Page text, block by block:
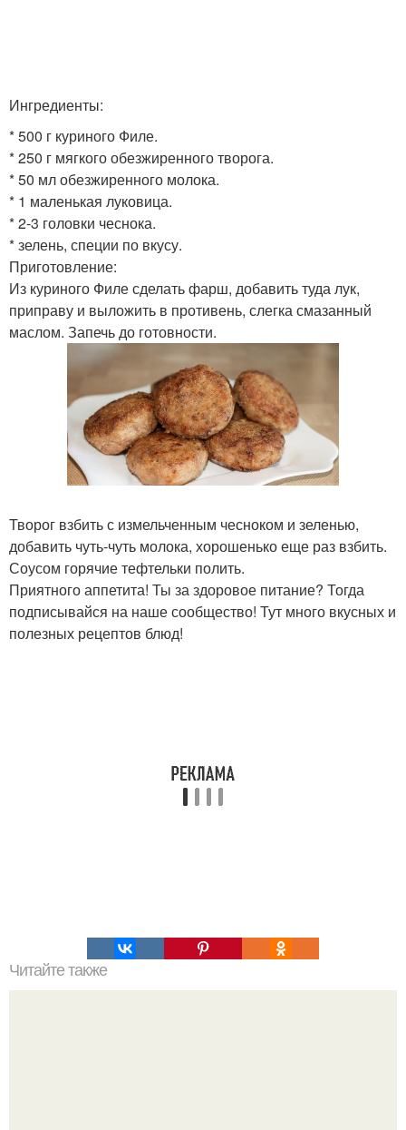
Ингредиенты:
* 500 г куриного Филе.
* 250 г мягкого обезжиренного творога.
* 50 мл обезжиренного молока.
* 1 маленькая луковица.
* 2-3 головки чеснока.
* зелень, специи по вкусу.
Приготовление:
Из куриного Филе сделать фарш, добавить туда лук,
приправу и выложить в противень, слегка смазанный
маслом. Запечь до готовности.
Творог взбить с измельченным чесноком и зеленью,
добавить чуть-чуть молока, хорошенько еще раз взбить.
Соусом горячие тефтельки полить.
Приятного аппетита! Ты за здоровое питание? Тогда
подписывайся на наше сообщество! Тут много вкусных и
полезных рецептов блюд!
Читайте также